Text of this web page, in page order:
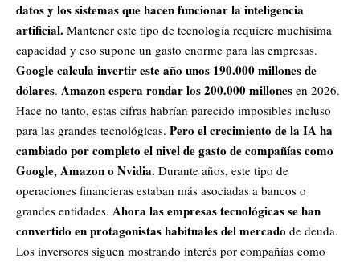
datos y los sistemas que hacen funcionar la inteligencia
artificial. Mantener este tipo de tecnología requiere muchísima
capacidad y eso supone un gasto enorme para las empresas.
Google calcula invertir este año unos 190.000 millones de
dólares. Amazon espera rondar los 200.000 millones en 2026.
Hace no tanto, estas cifras habrían parecido imposibles incluso
para las grandes tecnológicas. Pero el crecimiento de la IA ha
cambiado por completo el nivel de gasto de compañías como
Google, Amazon o Nvidia. Durante años, este tipo de
operaciones financieras estaban más asociadas a bancos o
grandes entidades. Ahora las empresas tecnológicas se han
convertido en protagonistas habituales del mercado de deuda.
Los inversores siguen mostrando interés por compañías como